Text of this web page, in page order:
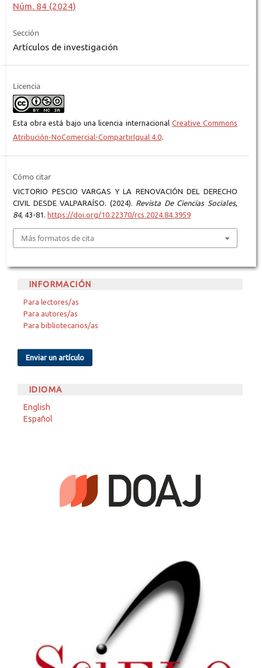
Núm. 84 (2024)
Sección
Artículos de investigación
Licencia
Esta obra está bajo una licencia internacional Creative Commons
Atribución-NoComercial-CompartirIgual 4.0.
Cómo citar
VICTORIO PESCIO VARGAS Y LA RENOVACIÓN DEL DERECHO
CIVIL DESDE VALPARAÍSO. (2024). Revista De Ciencias Sociales,
84, 43-81. https://doi.org/10.22370/rcs.2024.84.3959
Más formatos de cita
INFORMACIÓN
Para lectores/as
Para autores/as
Para bibliotecarios/as
Enviar un artículo
IDIOMA
English
Español